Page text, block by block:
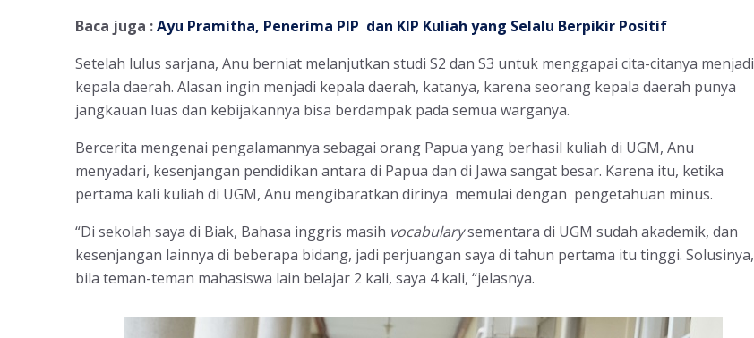
Baca juga :Ayu Pramitha, Penerima PIP dan KIP Kuliah yang Selalu Berpikir Positif
Setelah lulus sarjana, Anu berniat melanjutkan studi S2 dan S3 untuk menggapai cita-citanya menjadi
kepala daerah. Alasan ingin menjadi kepala daerah, katanya, karena seorang kepala daerah punya
jangkauan luas dan kebijakannya bisa berdampak pada semua warganya.
Bercerita mengenai pengalamannya sebagai orang Papua yang berhasil kuliah di UGM, Anu
menyadari, kesenjangan pendidikan antara di Papua dan di Jawa sangat besar. Karena itu, ketika
pertama kali kuliah di UGM, Anu mengibaratkan dirinya memulai dengan pengetahuan minus.
“Di sekolah saya di Biak, Bahasa inggris masih vocabularysementara di UGM sudah akademik, dan
kesenjangan lainnya di beberapa bidang, jadi perjuangan saya di tahun pertama itu tinggi. Solusinya,
bila teman-teman mahasiswa lain belajar 2 kali, saya 4 kali, “jelasnya.